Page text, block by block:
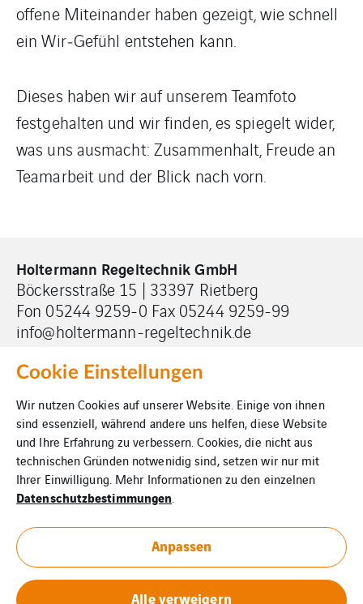
offene Miteinander haben gezeigt, wie schnell
ein Wir‑Gefühl entstehen kann.
Dieses haben wir auf unserem Teamfoto
festgehalten und wir finden, es spiegelt wider,
was uns ausmacht: Zusammenhalt, Freude an
Teamarbeit und der Blick nach vorn.
Holtermann Regeltechnik GmbH
Böckersstraße 15 | 33397 Rietberg
Fon 05244 9259-0 Fax 05244 9259-99
info@holtermann-regeltechnik.de
Impressum
Cookies
Datenschutz
Downloads
Cookie Einstellungen
Wir nutzen Cookies auf unserer Website. Einige von ihnen
sind essenziell, während andere uns helfen, diese Website
und Ihre Erfahrung zu verbessern. Cookies, die nicht aus
technischen Gründen notwenidig sind, setzen wir nur mit
Ihrer Einwilligung. Mehr Informationen zu den einzelnen
Datenschutzbestimmungen
Anpassen
Alle verweigern